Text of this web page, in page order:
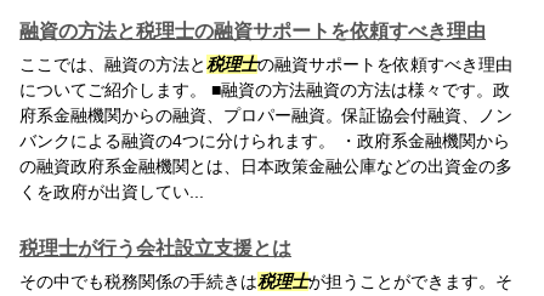
融資の方法と税理士の融資サポートを依頼すべき理由
ここでは、融資の方法と税理士の融資サポートを依頼すべき理由
についてご紹介します。 ■融資の方法融資の方法は様々です。政
府系金融機関からの融資、プロパー融資。保証協会付融資、ノン
バンクによる融資の4つに分けられます。 ・政府系金融機関から
の融資政府系金融機関とは、日本政策金融公庫などの出資金の多
くを政府が出資してい...
税理士が行う会社設立支援とは
その中でも税務関係の手続きは税理士が担うことができます。そ